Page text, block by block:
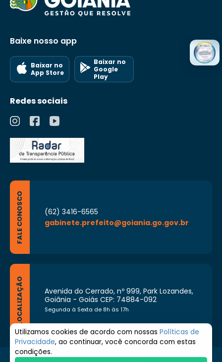
Baixe nosso app
Baixar no
App Store
Baixar no
Google
Play
Redes sociais
FALE CONOSCO
(62) 3416-6565
gabinete.prefeito@goiania.go.gov.br
LOCALIZAÇÃO
Avenida do Cerrado, nº 999, Park Lozandes,
Goiânia - Goiás CEP: 74884-092
Segunda à Sexta de 8h às 17h
Utilizamos cookies de acordo com nossas Políticas de
Privacidade, ao continuar, você concorda com estas
condições.